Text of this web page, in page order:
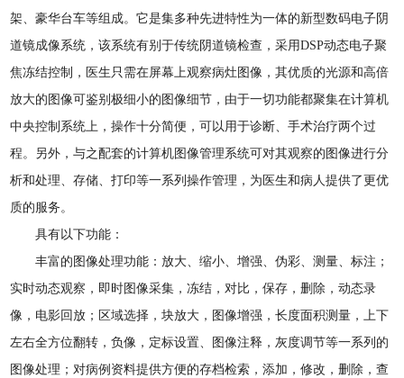
架、豪华台车等组成。它是集多种先进特性为一体的新型数码电子阴
道镜成像系统，该系统有别于传统阴道镜检查，采用DSP动态电子聚
焦冻结控制，医生只需在屏幕上观察病灶图像，其优质的光源和高倍
放大的图像可鉴别极细小的图像细节，由于一切功能都聚集在计算机
中央控制系统上，操作十分简便，可以用于诊断、手术治疗两个过
程。另外，与之配套的计算机图像管理系统可对其观察的图像进行分
析和处理、存储、打印等一系列操作管理，为医生和病人提供了更优
质的服务。
具有以下功能：
丰富的图像处理功能：放大、缩小、增强、伪彩、测量、标注；
实时动态观察，即时图像采集，冻结，对比，保存，删除，动态录
像，电影回放；区域选择，块放大，图像增强，长度面积测量，上下
左右全方位翻转，负像，定标设置、图像注释，灰度调节等一系列的
图像处理；对病例资料提供方便的存档检索，添加，修改，删除，查